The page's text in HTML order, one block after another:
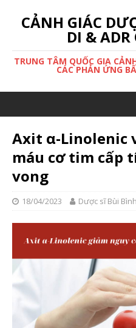
CẢNH GIÁC
DI & ADR
TRUNG TÂM QUỐC GIA
CÁC PHẢN ỨNG
Axit α-Linolenic
máu cơ tim cấp
vong
18/04/2023 Dược sĩ Bùi Bình